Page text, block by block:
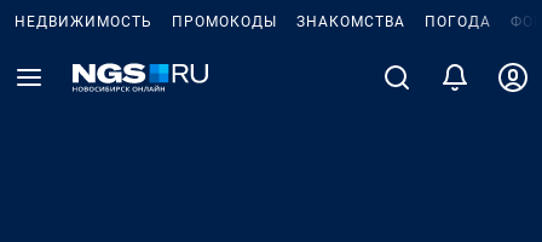
НЕДВИЖИМОСТЬ ПРОМОКОДЫ ЗНАКОМСТВА ПОГОДА